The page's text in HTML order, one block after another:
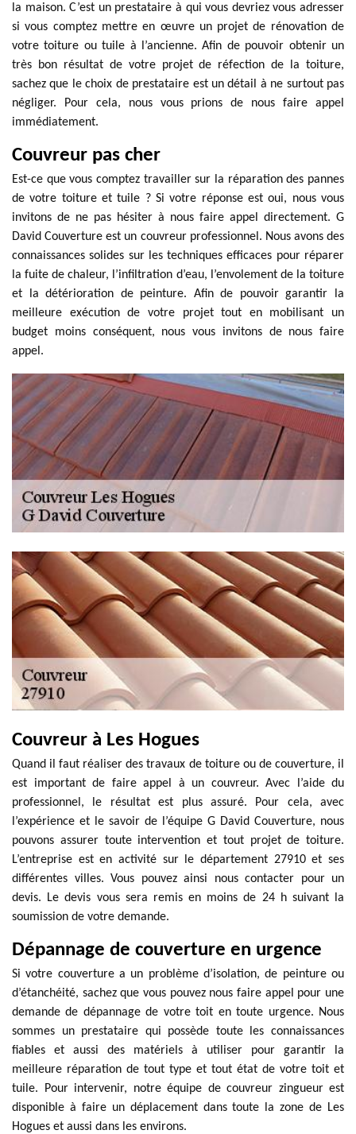
la maison. C’est un prestataire à qui vous devriez vous adresser
si vous comptez mettre en œuvre un projet de rénovation de
votre toiture ou tuile à l’ancienne. Afin de pouvoir obtenir un
très bon résultat de votre projet de réfection de la toiture,
sachez que le choix de prestataire est un détail à ne surtout pas
négliger. Pour cela, nous vous prions de nous faire appel
immédiatement.
Couvreur pas cher
Est-ce que vous comptez travailler sur la réparation des pannes
de votre toiture et tuile ? Si votre réponse est oui, nous vous
invitons de ne pas hésiter à nous faire appel directement. G
David Couverture est un couvreur professionnel. Nous avons des
connaissances solides sur les techniques efficaces pour réparer
la fuite de chaleur, l’infiltration d’eau, l’envolement de la toiture
et la détérioration de peinture. Afin de pouvoir garantir la
meilleure exécution de votre projet tout en mobilisant un
budget moins conséquent, nous vous invitons de nous faire
appel.
Couvreur à Les Hogues
Quand il faut réaliser des travaux de toiture ou de couverture, il
est important de faire appel à un couvreur. Avec l’aide du
professionnel, le résultat est plus assuré. Pour cela, avec
l’expérience et le savoir de l’équipe G David Couverture, nous
pouvons assurer toute intervention et tout projet de toiture.
L’entreprise est en activité sur le département 27910 et ses
différentes villes. Vous pouvez ainsi nous contacter pour un
devis. Le devis vous sera remis en moins de 24 h suivant la
soumission de votre demande.
Dépannage de couverture en urgence
Si votre couverture a un problème d’isolation, de peinture ou
d’étanchéité, sachez que vous pouvez nous faire appel pour une
demande de dépannage de votre toit en toute urgence. Nous
sommes un prestataire qui possède toute les connaissances
fiables et aussi des matériels à utiliser pour garantir la
meilleure réparation de tout type et tout état de votre toit et
tuile. Pour intervenir, notre équipe de couvreur zingueur est
disponible à faire un déplacement dans toute la zone de Les
Hogues et aussi dans les environs.